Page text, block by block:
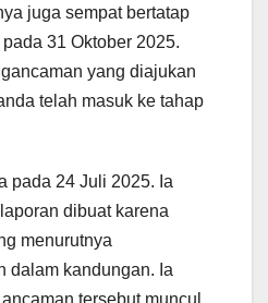
juga sempat bertatap
31 Oktober 2025.
yang diajukan
telah masuk ke tahap
pada 24 Juli 2025. Ia
dibuat karena
menurutnya
dalam kandungan. Ia